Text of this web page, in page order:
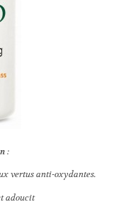
:
vertus anti-oxydantes.
adoucit